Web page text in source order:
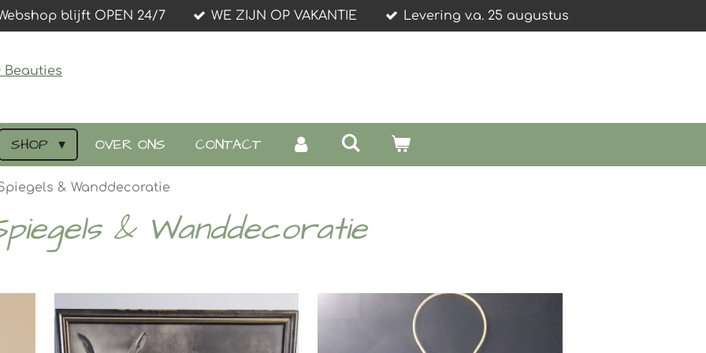
blijft OPEN 24/7 WE ZIJN OP VAKANTIE Levering v.a. 25 augustus
SHOP OVER ONS CONTACT
& Wanddecoratie
& Wanddecoratie